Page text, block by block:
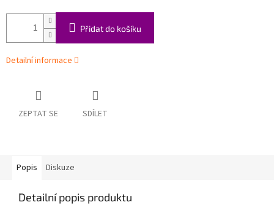
Přidat do košíku
Detailní informace
ZEPTAT SE SDÍLET
Popis Diskuze
Detailní popis produktu